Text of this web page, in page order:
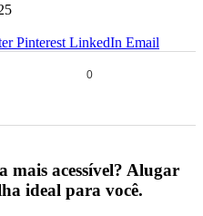
Pinterest LinkedIn Email
0
mais acessível? Alugar
ideal para você.